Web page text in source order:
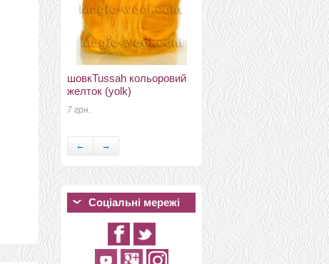
шовкTussah кольоровий
желток (yolk)
7 грн.
кап мерино 19мкм
Германия ярко
оранжевый
73 грн.
← →
Соціальні мережі